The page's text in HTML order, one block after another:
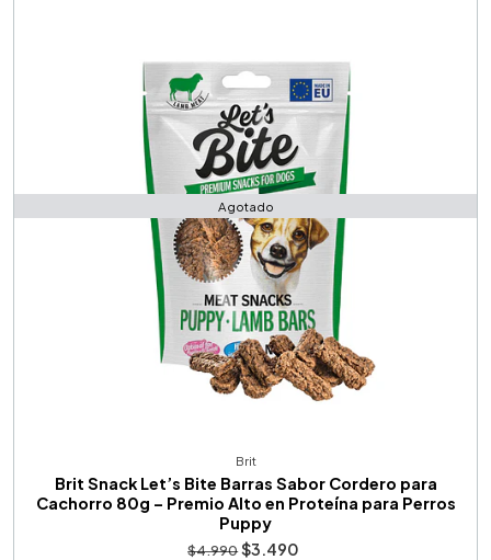
Agotado
Brit
Brit Snack Let’s Bite Barras Sabor Cordero para
Cachorro 80g – Premio Alto en Proteína para Perros
Puppy
$4.990$3.490